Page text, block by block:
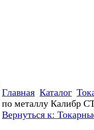
Главная Каталог
по металлу Калибр
Вернуться к: